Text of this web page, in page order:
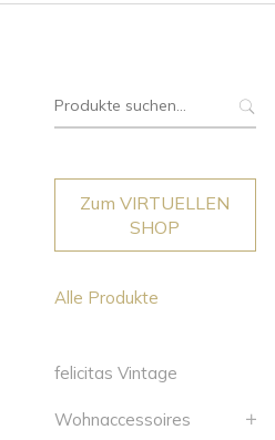
Suche
Zum VIRTUELLEN
SHOP
Alle Produkte
felicitas Vintage
Wohnaccessoires